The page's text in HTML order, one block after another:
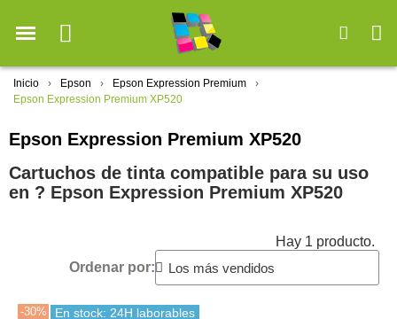
Inicio Epson
Epson Expression Premium
Epson Expression Premium XP520
Epson Expression Premium XP520
Cartuchos de tinta compatible para su uso
en ?️ Epson Expression Premium XP520
Hay 1 producto.
Ordenar por:
-30% En stock: 24H laborables